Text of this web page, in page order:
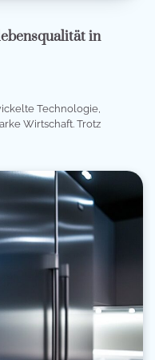
in
Technologie,
Wirtschaft. Trotz